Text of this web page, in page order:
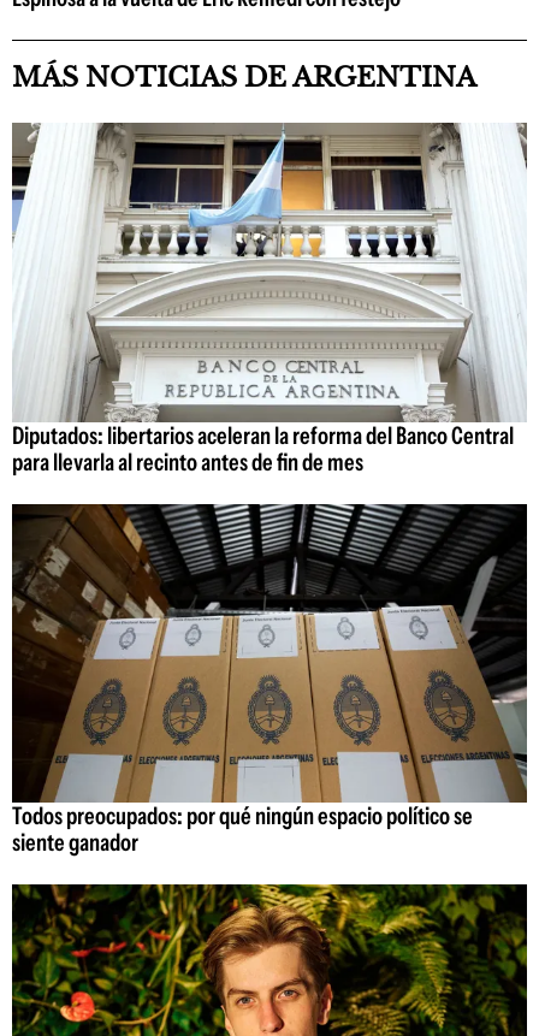
MÁS NOTICIAS DE ARGENTINA
Diputados: libertarios aceleran la reforma del Banco Central
para llevarla al recinto antes de fin de mes
Todos preocupados: por qué ningún espacio político se
siente ganador